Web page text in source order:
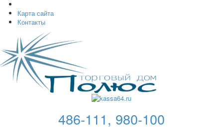
Карта сайта
Контакты
486-111, 980-100